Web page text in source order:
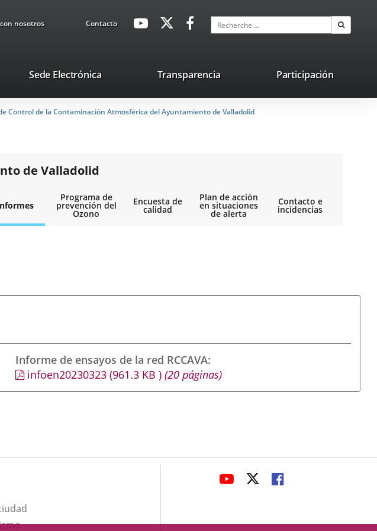
nosotros ContactoavaHeaderSocial
Enlace
externa.
Enlace
aplicación
externa.
Enlace
aplicación
externa.
Recherche
Sede ElectrónicaEnlace
una
aplicación
Transparencia Participación
Control de la Contaminación Atmosférica del Ayuntamiento de Valladolid
de Valladolid
Programa de
prevención del
Ozono
Encuesta de
calidad
Plan de acción
en situaciones
de alerta
Contacto e
incidencias
Informe de ensayos de la red RCCAVA
infoen20230323 (961.3 KB) (20 páginas)
Este
ENLACE
APLICACIÓN
ENLACE
APLICACIÓN
ENLACE
APLICACIÓN